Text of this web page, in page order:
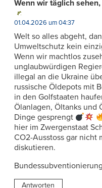
Wenn wir täglich
01.04.2026 um 04:37
Welt so alles abgeht,
Umweltschutz kein
Wenn wir machtlos
unglaubwürdigen
illegal an die Ukraine
russische Öldepots mit
in den Golfstaaten
Ölanlagen, Öltanks und
Dinge gesprengt
hier im Zwergenstaat
CO2-Ausstoss gar nicht
diskutieren.
Antworten